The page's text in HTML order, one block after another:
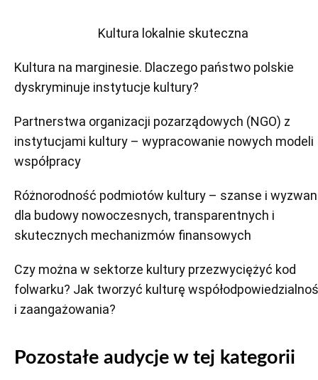
Kultura lokalnie skuteczna
Kultura na marginesie. Dlaczego państwo polskie
dyskryminuje instytucje kultury?
Partnerstwa organizacji pozarządowych (NGO) z
instytucjami kultury – wypracowanie nowych modeli
współpracy
Różnorodność podmiotów kultury – szanse i
dla budowy nowoczesnych, transparentnych i
skutecznych mechanizmów finansowych
Czy można w sektorze kultury przezwyciężyć kod
folwarku? Jak tworzyć kulturę
i zaangażowania?
Pozostałe audycje w tej kategorii